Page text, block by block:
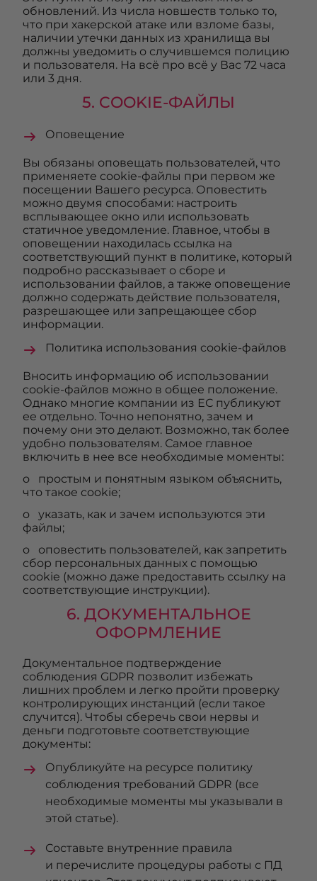
обновлений. Из числа новшеств только то,
что при хакерской атаке или взломе базы,
наличии утечки данных из хранилища вы
должны уведомить о случившемся полицию
и пользователя. На всё про всё у Вас 72 часа
или 3 дня.
5. COOKIE-ФАЙЛЫ
Оповещение
Вы обязаны оповещать пользователей, что
применяете cookie-файлы при первом же
посещении Вашего ресурса. Оповестить
можно двумя способами: настроить
всплывающее окно или использовать
статичное уведомление. Главное, чтобы в
оповещении находилась ссылка на
соответствующий пункт в политике, который
подробно рассказывает о сборе и
использовании файлов, а также оповещение
должно содержать действие пользователя,
разрешающее или запрещающее сбор
информации.
Политика использования cookie-файлов
Вносить информацию об использовании
cookie-файлов можно в общее положение.
Однако многие компании из ЕС публикуют
ее отдельно. Точно непонятно, зачем и
почему они это делают. Возможно, так более
удобно пользователям. Самое главное
включить в нее все необходимые моменты:
o простым и понятным языком объяснить,
что такое cookie;
o указать, как и зачем используются эти
файлы;
o оповестить пользователей, как запретить
сбор персональных данных с помощью
cookie (можно даже предоставить ссылку на
соответствующие инструкции).
6. ДОКУМЕНТАЛЬНОЕ
ОФОРМЛЕНИЕ
Документальное подтверждение
соблюдения GDPR позволит избежать
лишних проблем и легко пройти проверку
контролирующих инстанций (если такое
случится). Чтобы сберечь свои нервы и
деньги подготовьте соответствующие
документы:
Опубликуйте на ресурсе политику
соблюдения требований GDPR (все
необходимые моменты мы указывали в
этой статье).
Составьте внутренние правила
и перечислите процедуры работы с ПД